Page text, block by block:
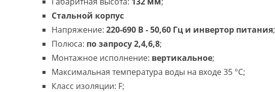
Cтальной корпус
Напряжение: 220-690 В - 50,60 Гц и инвертор питания;
Полюса: по запросу 2,4,6,8;
Монтажное исполнение: вертикальное;
Максимальная температура воды на входе 35 °C;
Класс изоляции: F;